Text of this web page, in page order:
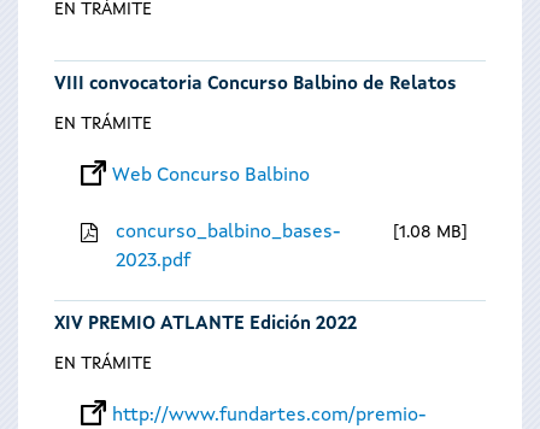
EN TRÁMITE
VIII convocatoria Concurso Balbino de Relatos
EN TRÁMITE
Web Concurso Balbino
concurso_balbino_bases-
2023.pdf
1.08 MB
XIV PREMIO ATLANTE Edición 2022
EN TRÁMITE
http://www.fundartes.com/premio-